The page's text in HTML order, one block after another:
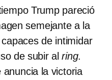
Trump pareció
semejante a la
de intimidar
de subir alring.
la victoria